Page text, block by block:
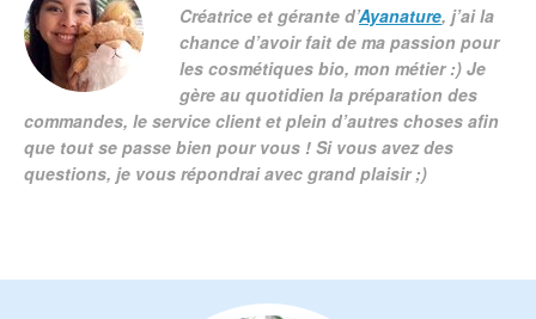
Créatrice et gérante d’Ayanature, j’ai la
chance d’avoir fait de ma passion pour
les cosmétiques bio, mon métier :) Je
gère au quotidien la préparation des
commandes, le service client et plein d’autres choses afin
que tout se passe bien pour vous ! Si vous avez des
questions, je vous répondrai avec grand plaisir ;)